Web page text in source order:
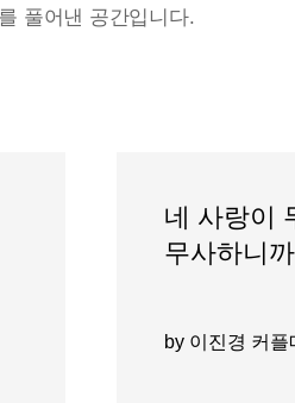
풀어낸 공간입니다.
네 사랑이
무사하니
by 이진경 커